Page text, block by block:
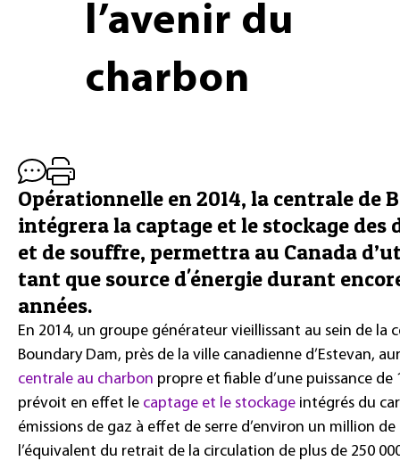
l’avenir du
charbon
Opérationnelle en 2014, la centrale de
intégrera la captage et le stockage des
et de souffre, permettra au Canada
tant que source d'énergie durant
années.
En 2014, un groupe générateur vieillissant au sein de la
Boundary Dam, près de la ville canadienne d’Estevan,
centrale au charbon propre et fiable d’une puissance
prévoit en effet le captage et le stockage intégrés du
émissions de gaz à effet de serre d’environ un million
l’équivalent du retrait de la circulation de plus de 250